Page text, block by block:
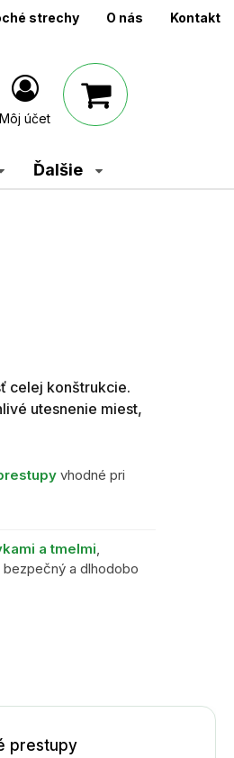
strechy O nás Kontakt
Môj účet
Ďalšie
celej konštrukcie.
utesnenie miest,
vhodné pri
a tmelmi,
a dlhodobo
prestupy